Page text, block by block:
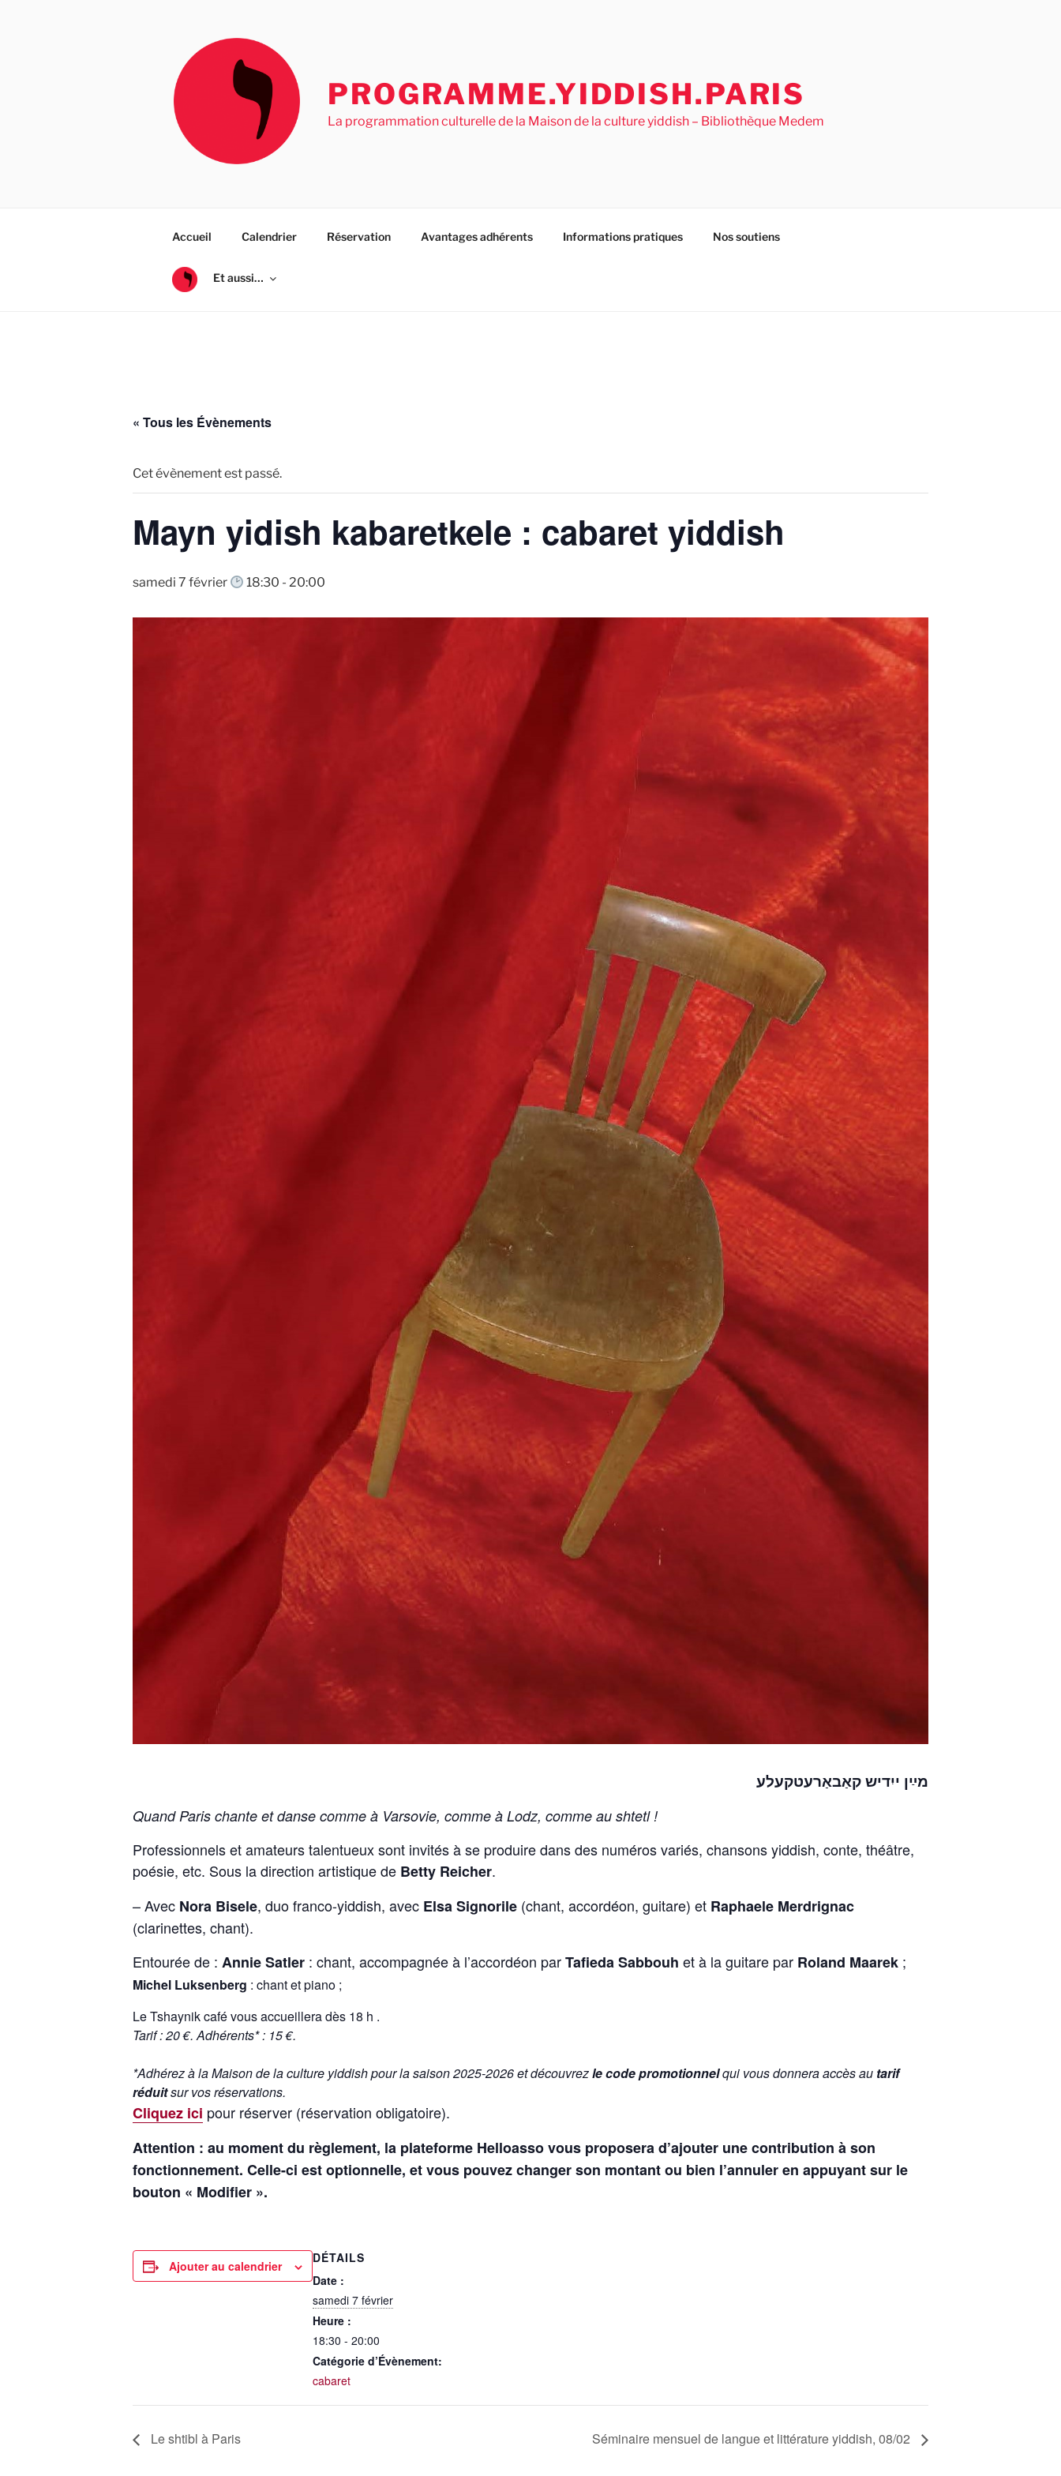
PROGRAMME.YIDDISH.PARIS
La programmation culturelle de la Maison de la culture yiddish – Bibliothèque Medem
Accueil Calendrier Réservation Avantages adhérents Informations pratiques Nos soutiens
Et aussi…
« Tous les Évènements
Cet évènement est passé.
Mayn yidish kabaretkele : cabaret yiddish
samedi 7 février 18:30 -20:00
מײַן ייִדיש קאַבאַרעטקעלע
Quand Paris chante et danse comme à Varsovie, comme à Lodz, comme au shtetl !
Professionnels et amateurs talentueux sont invités à se produire dans des numéros variés, chansons yiddish, conte, théâtre,
poésie, etc. Sous la direction artistique de Betty Reicher.
– Avec Nora Bisele, duo franco-yiddish, avec Elsa Signorile (chant, accordéon, guitare) et Raphaele Merdrignac
(clarinettes, chant).
Entourée de : Annie Satler : chant, accompagnée à l’accordéon parTafieda Sabbouh et à la guitare par Roland Maarek ;
Michel Luksenberg : chant et piano ;
Le Tshaynik café vous accueillera dès 18 h .
Tarif : 20 €. Adhérents* : 15 €.
*Adhérez à la Maison de la culture yiddish pour la saison 2025-2026 et découvrezle code promotionnelqui vous donnera accès au tarif
réduitsur vos réservations.
Cliquez ici pour réserver (réservation obligatoire).
Attention : au moment du règlement, la plateforme Helloasso vous proposera d’ajouter une contribution à son
fonctionnement. Celle-ci est optionnelle, et vous pouvez changer son montant ou bien l’annuler en appuyant sur le
bouton « Modifier ».
Ajouter au calendrier
DÉTAILS
Date :
samedi 7 février
Heure :
18:30 - 20:00
Catégorie d’Évènement:
cabaret
Le shtibl à Paris Séminaire mensuel de langue et littérature yiddish, 08/02